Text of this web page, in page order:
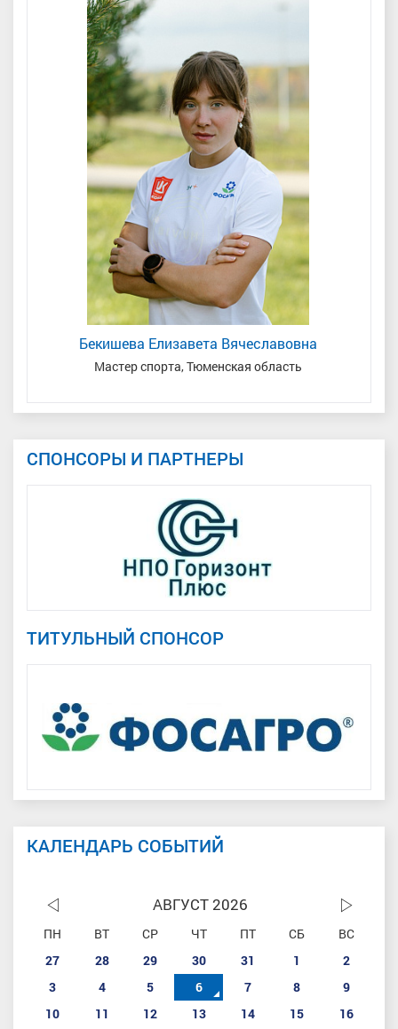
Бекишева Елизавета Вячеславовна
Мастер спорта, Тюменская область
СПОНСОРЫ И ПАРТНЕРЫ
ТИТУЛЬНЫЙ СПОНСОР
КАЛЕНДАРЬ СОБЫТИЙ
АВГУСТ 2026
ПН ВТ СР ЧТ ПТ СБ
ВС
27
28 29 30 31 1
2
3
4 5 6 7 8
9
10
11 12 13 14 15
16